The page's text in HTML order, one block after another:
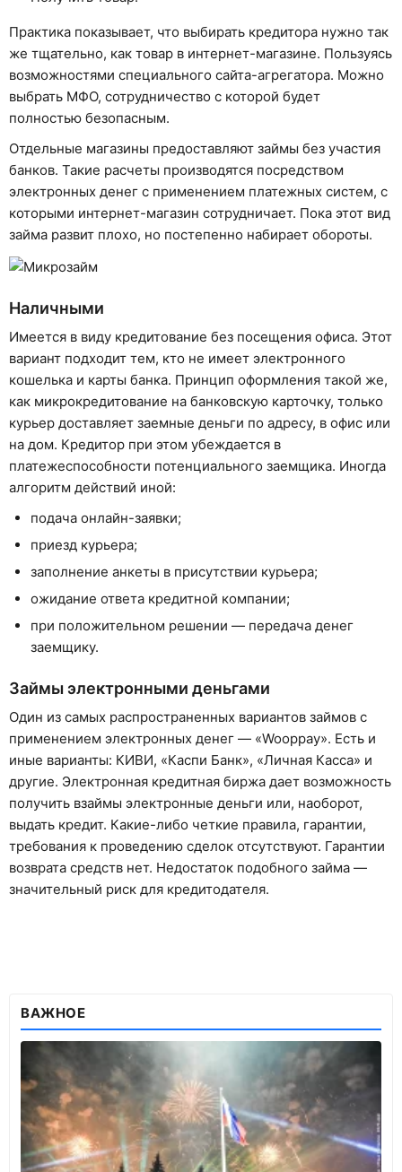
Практика показывает, что выбирать кредитора нужно так
же тщательно, как товар в интернет-магазине. Пользуясь
возможностями специального сайта-агрегатора. Можно
выбрать МФО, сотрудничество с которой будет
полностью безопасным.
Отдельные магазины предоставляют займы без участия
банков. Такие расчеты производятся посредством
электронных денег с применением платежных систем, с
которыми интернет-магазин сотрудничает. Пока этот вид
займа развит плохо, но постепенно набирает обороты.
Наличными
Имеется в виду кредитование без посещения офиса. Этот
вариант подходит тем, кто не имеет электронного
кошелька и карты банка. Принцип оформления такой же,
как микрокредитование на банковскую карточку, только
курьер доставляет заемные деньги по адресу, в офис или
на дом. Кредитор при этом убеждается в
платежеспособности потенциального заемщика. Иногда
алгоритм действий иной:
подача онлайн-заявки;
приезд курьера;
заполнение анкеты в присутствии курьера;
ожидание ответа кредитной компании;
при положительном решении — передача денег
заемщику.
Займы электронными деньгами
Один из самых распространенных вариантов займов с
применением электронных денег — «Wooppay». Есть и
иные варианты: КИВИ, «Каспи Банк», «Личная Касса» и
другие. Электронная кредитная биржа дает возможность
получить взаймы электронные деньги или, наоборот,
выдать кредит. Какие-либо четкие правила, гарантии,
требования к проведению сделок отсутствуют. Гарантии
возврата средств нет. Недостаток подобного займа —
значительный риск для кредитодателя.
ВАЖНОЕ